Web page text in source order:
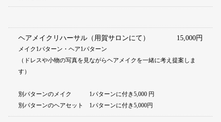
ヘアメイクリハーサル（用賀サロンにて） 15,000円
メイク1パターン・ヘア1パターン
（ドレスや小物の写真を見ながらヘアメイクを一緒に考え提案しま
す）
別パターンのメイク 1パターンに付き5,000 円
別パターンのヘアセット 1パターンに付き5,000円